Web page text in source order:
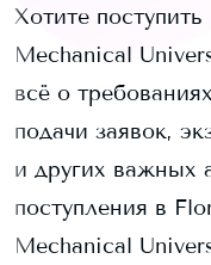
Хотите поступить
Mechanical
всё о
подачи заявок,
и других важных
поступления в
Mechanical